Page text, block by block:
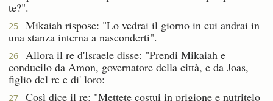
te?".
25
Mikaiah rispose: "Lo vedrai il giorno in cui andrai in
una stanza interna a nasconderti".
26
Allora il re d'Israele disse: "Prendi Mikaiah e
conducilo da Amon, governatore della città, e da Joas,
figlio del re e di' loro:
27 Così dice il re: "Mettete costui in prigione e nutritelo